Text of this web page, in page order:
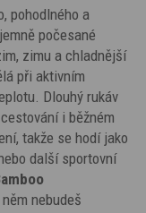
pohodlného a
počesané
zimu a chladnější
při aktivním
Dlouhý rukáv
i běžném
takže se hodí jako
další sportovní
nebudeš